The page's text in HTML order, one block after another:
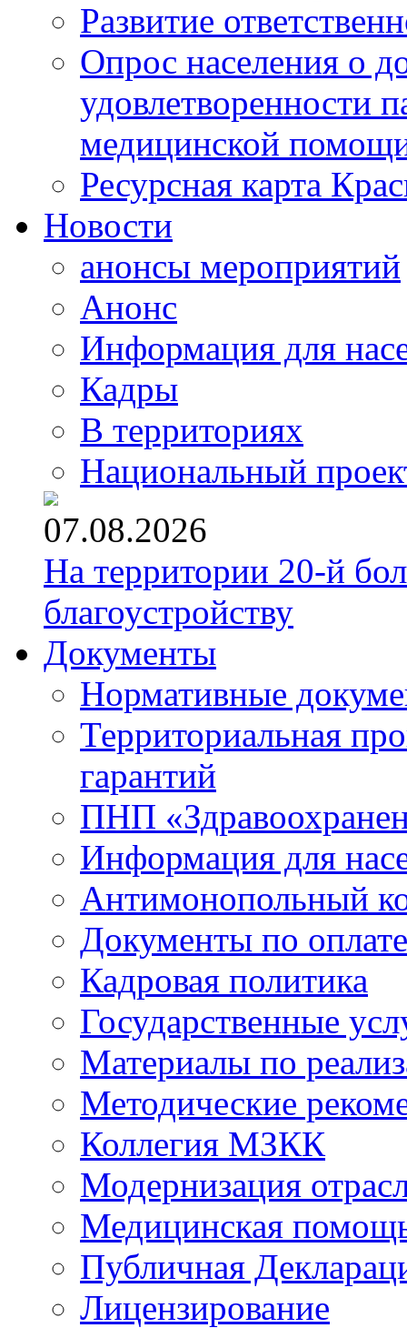
Развитие
Опрос населения о
удовлетворенности
медицинской
Ресурсная карта
Новости
анонсы мероприятий
Анонс
Информация для
Кадры
В территориях
Национальный
07.08.2026
На территории 20-й
благоустройству
Документы
Нормативные
Территориальная
гарантий
ПНП
Информация для
Антимонопольный
Документы по
Кадровая политика
Государственные
Материалы по
Методические
Коллегия МЗКК
Модернизация
Медицинская
Публичная
Лицензирование